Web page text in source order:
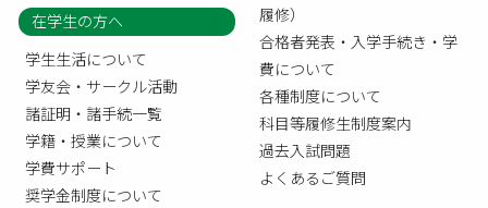
履修）
合格者発表・入学手続き・学
費について
各種制度について
科目等履修生制度案内
過去入試問題
よくあるご質問
在学生の方へ
学生生活について
学友会・サークル活動
諸証明・諸手続一覧
学籍・授業について
学費サポート
奨学金制度について